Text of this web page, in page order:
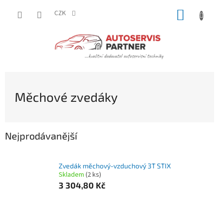
CZK
Měchové zvedáky
Nejprodávanější
Zvedák měchový-vzduchový 3T STIX
Skladem (2 ks)
3 304,80 Kč